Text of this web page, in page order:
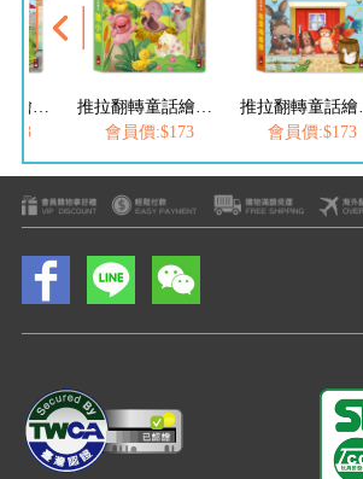
會員價:$173
會員價:$173